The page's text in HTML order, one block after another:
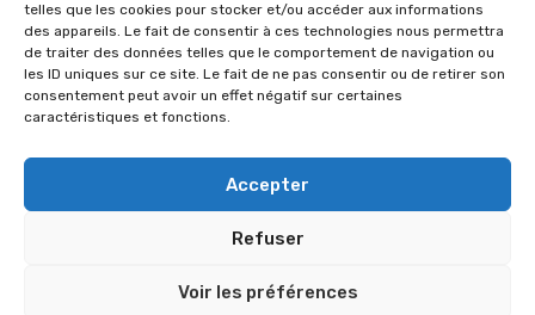
telles que les cookies pour stocker et/ou accéder aux informations
des appareils. Le fait de consentir à ces technologies nous permettra
de traiter des données telles que le comportement de navigation ou
les ID uniques sur ce site. Le fait de ne pas consentir ou de retirer son
consentement peut avoir un effet négatif sur certaines
caractéristiques et fonctions.
Accepter
Refuser
Voir les préférences